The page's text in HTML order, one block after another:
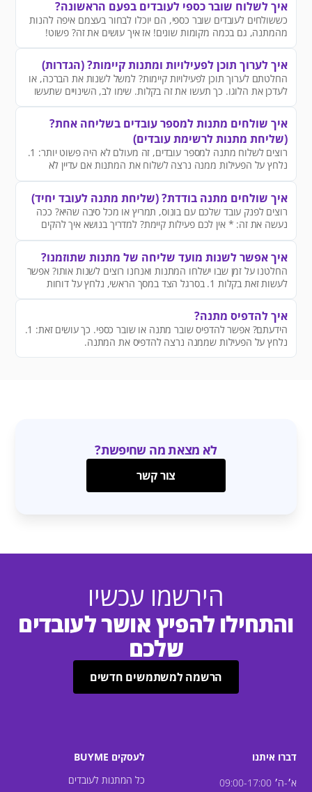
איך לשלוח שובר כספי לעובדים בפעם הראשונה?
כששולחים לעובדים שובר כספי, הם יוכלו לבחור בעצמם איפה להנות
מהמתנה, גם בכמה מקומות שונים! אז איך עושים את זה? פשוט!
איך לערוך תוכן לפעילויות ומתנות קיימות? (הגדרות)
החלטתם לערוך תוכן לפעילויות קיימות? למשל לשנות את הברכה, או
לעדכן את הלוגו. כך תעשו את זה בקלות. שימו לב, השינויים שתעשו
יתבצעו בכל המתנות שישלחו בפעילות הרלוונטית. רגע רגע, אין מה
איך שולחים מתנות למספר עובדים בשליחה אחת?
(שליחת מתנות לרשימת עובדים)
רוצים לשלוח מתנה למספר עובדים, זה מעולם לא היה פשוט יותר: 1.
נלחץ על הפעילות ממנה נרצה לשלוח את המתנות אם עדיין לא
הקמת פעילות מתאימה, לחצו כאן למדריך בנושא איך להקים פעילות
איך שולחים מתנה בודדת? (שליחת מתנה לעובד יחיד)
רוצים לפנק עובד שלכם עם בונוס, תמריץ או מכל סיבה שהיא? ככה
נעשה את זה: * אין לכם פעילות קיימת? למדריך בנושא איך להקים
פעילות חדשה - לחצו כאן * אם אתה רוצים לשלוח מתנה למספר
איך אפשר לשנות מועד שליחה של מתנות שתוזמנו?
החלטנו על זמן שבו ישלחו המתנות ואנחנו רוצים לשנות אותו? אפשר
לעשות זאת בקלות 1. בסרגל הצד במסך הראשי, נלחץ על דוחות
איך להדפיס מתנה?
הידעתם? אפשר להדפיס שובר מתנה או שובר כספי. כך עושים זאת: 1.
נלחץ על הפעילות שממנה נרצה להדפיס את המתנה.
לא מצאת מה שחיפשת?
צור קשר
הירשמו עכשיו
והתחילו להפיץ אושר לעובדים
שלכם
הרשמה למשתמשים חדשים
דברו איתנו
א׳-ה׳ 09:00-17:00
לעסקים BUYME
כל המתנות לעובדים